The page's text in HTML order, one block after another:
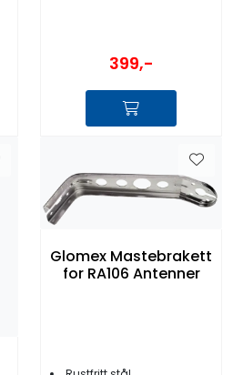
399,-
Glomex Mastebrakett
for RA106 Antenner